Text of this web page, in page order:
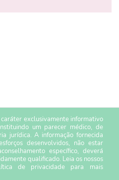
exclusivamente informativo
um parecer médico, de
jurídica. A informação fornecida
desenvolvidos, não estar
específico, deverá
qualificado. Leia os nossos
de privacidade para mais